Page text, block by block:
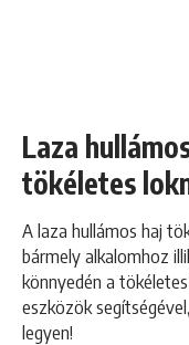
Laza
tökéletes
A laza hullámos haj
bármely alkalomhoz
könnyedén a
eszközök
legyen!